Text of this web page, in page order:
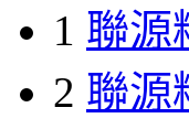
1 聯源
2 聯源